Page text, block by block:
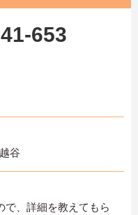
653
谷
で、詳細を教えてもら